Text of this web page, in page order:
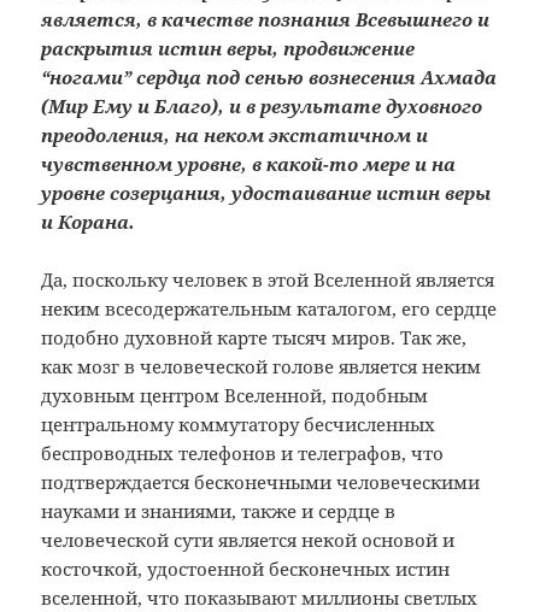
является, в качестве познания Всевышнего и
раскрытия истин веры, продвижение
“ногами” сердца под сенью вознесения Ахмада
(Мир Ему и Благо), и в результате духовного
преодоления, на неком экстатичном и
чувственном уровне, в какой-то мере и на
уровне созерцания, удостаивание истин веры
и Корана.
Да, поскольку человек в этой Вселенной является
неким всесодержательным каталогом, его сердце
подобно духовной карте тысяч миров. Так же,
как мозг в человеческой голове является неким
духовным центром Вселенной, подобным
центральному коммутатору бесчисленных
беспроводных телефонов и телеграфов, что
подтверждается бесконечными человеческими
науками и знаниями, также и сердце в
человеческой сути является некой основой и
косточкой, удостоенной бесконечных истин
вселенной, что показывают миллионы светлых